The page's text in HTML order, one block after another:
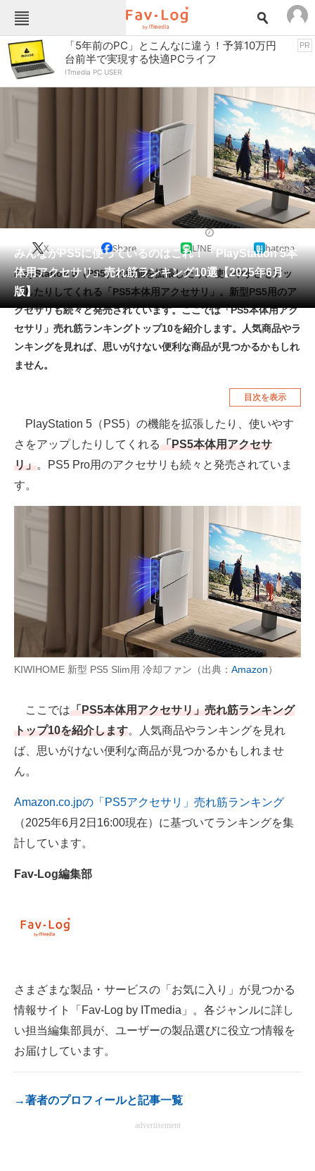
Fav-Logカテゴリー一覧
TOP アウトドア用品
インテリア・収納 おもちゃ・ホビー
スイーツ・お菓子
スポーツ・レジャー スマホ・携帯電話
ファッション
ペット 家電
工具・DIY 本・DVD・CD
生活家電 生活用品
空調・季節家電 美容・コスメ
腕時計
食器・グラス・カトラリー
ITの今と未来を見通す
進化するPCとデバイスの未来
好きが集まる 比べて選べる
ビジネスと働き方のヒント
AI活用のいまが分かる
マーケ×ITの今がよく分かる
IT製品の技術・比較・事例
製造業のIT導入・活用を支援
エレクトロニクス専門サイト
エネルギーの専門メディア
建設×テクノロジーの最前線
ちょっと気になるネットの話題
「5年前のPC」とこんなに違う！予算10万円
台前半で実現する快適PCライフ
ITmedia PC USER
PR
みんながPS5に使っているのはこれ！「PlayStation 5本
体用アクセサリ」売れ筋ランキング10選【2025年6月
版】
X Share LINE hatena
PlayStation 5（PS5）の機能を拡張したり、使いやすさをアッ
プしたりしてくれる「PS5本体用アクセサリ」。新型PS5用のア
クセサリも続々と発売されています。ここでは「PS5本体用アク
セサリ」売れ筋ランキングトップ10を紹介します。人気商品やラ
ンキングを見れば、思いがけない便利な商品が見つかるかもしれ
ません。
目次を表示
PlayStation 5（PS5）の機能を拡張したり、使いやす
さをアップしたりしてくれる「PS5本体用アクセサ
リ」。PS5 Pro用のアクセサリも続々と発売されていま
す。
KIWIHOME 新型 PS5 Slim用 冷却ファン（出典： Amazon）
ここでは「PS5本体用アクセサリ」売れ筋ランキング
トップ10を紹介します。人気商品やランキングを見れ
ば、思いがけない便利な商品が見つかるかもしれませ
ん。
Amazon.co.jpの「PS5アクセサリ」売れ筋ランキング
（2025年6月2日16:00現在）に基づいてランキングを集
計しています。
Fav-Log編集部
さまざまな製品・サービスの「お気に入り」が見つかる
情報サイト「Fav-Log by ITmedia」。各ジャンルに詳し
い担当編集部員が、ユーザーの製品選びに役立つ情報を
お届けしています。
→著者のプロフィールと記事一覧
advertisement